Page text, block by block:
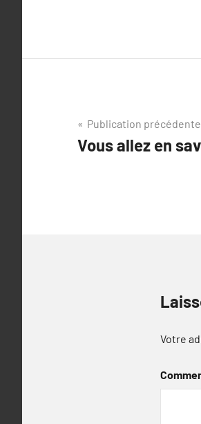
Navigation
de
Publication précédente
Vous allez en
Votre